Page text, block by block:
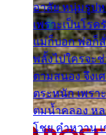
อาลัย หนุ่มรูปห
เพราะเป็นโรค
แม่ก็บอก พ่อก็สั่
พลั้งไปใครจะ
ตามสนอง จึงเ
ตระหนัก เพรา
ตมน้ำคลอง ห
โชย คำหวาน